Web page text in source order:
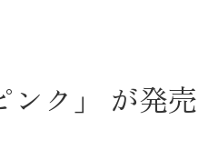
ンク」 が発売